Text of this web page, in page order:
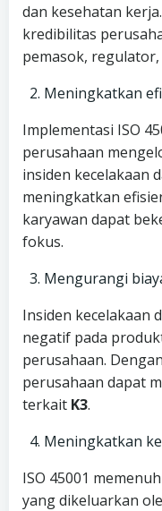
dan kesehatan
kredibilitas
pemasok,
Meningkatkan
Implementasi ISO
perusahaan
insiden kecelakaan
meningkatkan
karyawan dapat
fokus.
Mengurangi
Insiden kecelakaan
negatif pada
perusahaan.
perusahaan dapat
terkait K3.
Meningkatkan
ISO 45001
yang dikeluarkan